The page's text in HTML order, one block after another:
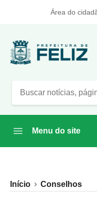
Área do
Menu do site
Início Conselhos